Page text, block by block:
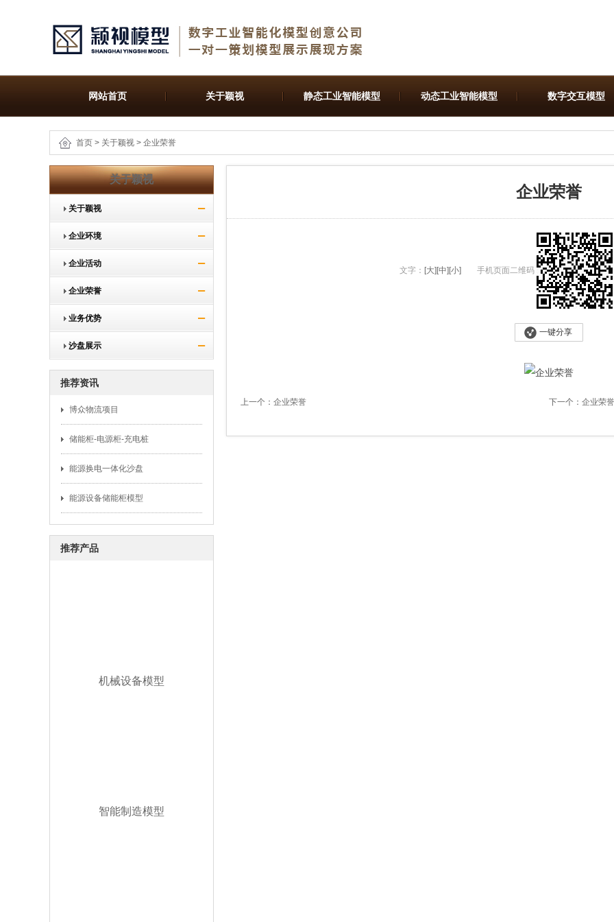
网站首页 关于颖视 静态工业智能模型 动态工业智能模型 数字交互模型
首页 > 关于颖视 > 企业荣誉
关于颖视
关于颖视
企业环境
企业活动
企业荣誉
业务优势
沙盘展示
推荐资讯
博众物流项目
储能柜-电源柜-充电桩
能源换电一体化沙盘
能源设备储能柜模型
推荐产品
机械设备模型
智能制造模型
企业荣誉
文字： [大] [中] [小] 手机页面二维码
一键分享
上一个： 企业荣誉 下一个： 企业荣誉